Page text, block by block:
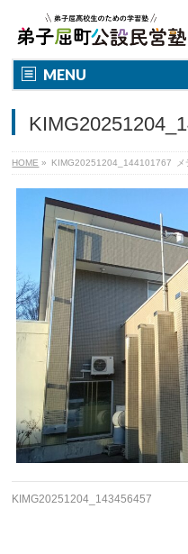
MENU
HOME » KIMG20251204_144101767
KIMG20251204_143456457